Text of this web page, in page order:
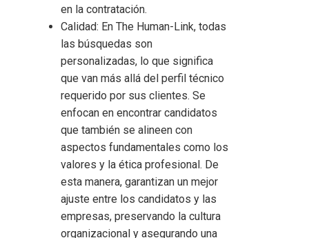
en la contratación.
Calidad: En The Human-Link, todas
las búsquedas son
personalizadas, lo que significa
que van más allá del perfil técnico
requerido por sus clientes. Se
enfocan en encontrar candidatos
que también se alineen con
aspectos fundamentales como los
valores y la ética profesional. De
esta manera, garantizan un mejor
ajuste entre los candidatos y las
empresas, preservando la cultura
organizacional y asegurando una